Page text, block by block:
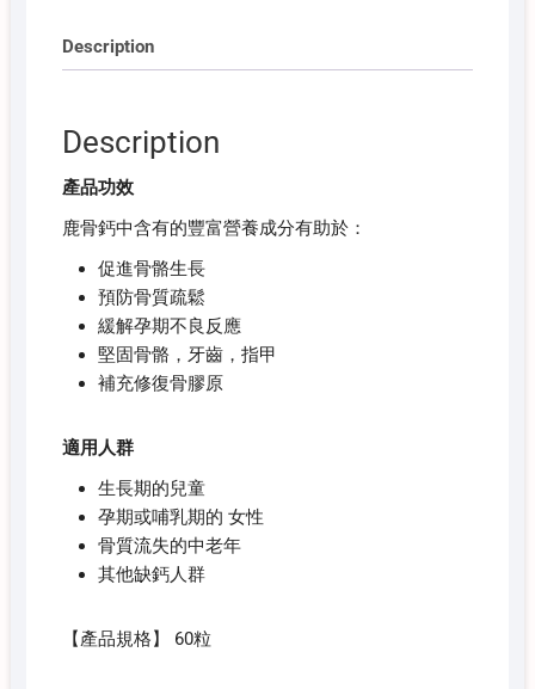
Description
Description
產品功效
鹿骨鈣中含有的豐富營養成分有助於：
促進骨骼生長
預防骨質疏鬆
緩解孕期不良反應
堅固骨骼，牙齒，指甲
補充修復骨膠原
適用人群
生長期的兒童
孕期或哺乳期的 女性
骨質流失的中老年
其他缺鈣人群
【產品規格】 60粒